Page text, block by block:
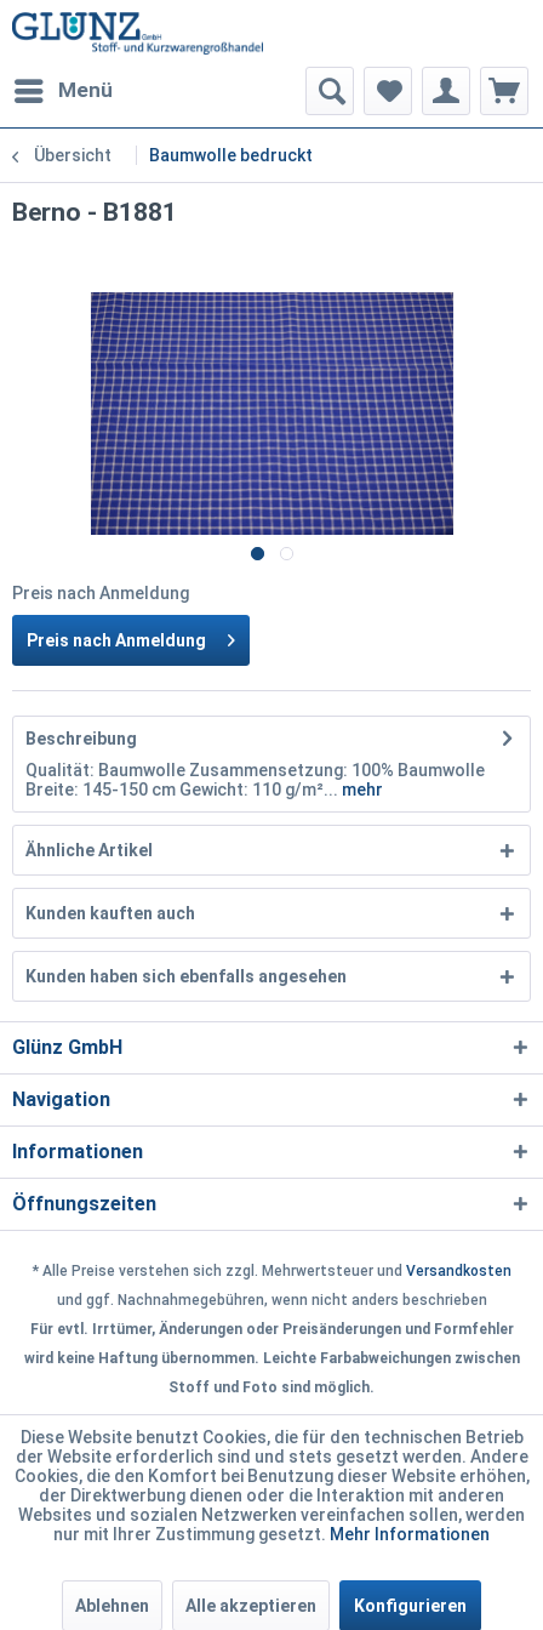
Menü
Übersicht Baumwolle bedruckt
Berno - B1881
Preis nach Anmeldung
Preis nach Anmeldung
Beschreibung
Qualität: Baumwolle Zusammensetzung: 100% Baumwolle
Breite: 145-150 cm Gewicht: 110 g/m²... mehr
Ähnliche Artikel
Kunden kauften auch
Kunden haben sich ebenfalls angesehen
Glünz GmbH
Navigation
Informationen
Öffnungszeiten
* Alle Preise verstehen sich zzgl. Mehrwertsteuer und Versandkosten
und ggf. Nachnahmegebühren, wenn nicht anders beschrieben
Für evtl. Irrtümer, Änderungen oder Preisänderungen und Formfehler
wird keine Haftung übernommen. Leichte Farbabweichungen zwischen
Stoff und Foto sind möglich.
Diese Website benutzt Cookies, die für den technischen Betrieb
der Website erforderlich sind und stets gesetzt werden. Andere
Cookies, die den Komfort bei Benutzung dieser Website erhöhen,
der Direktwerbung dienen oder die Interaktion mit anderen
Websites und sozialen Netzwerken vereinfachen sollen, werden
nur mit Ihrer Zustimmung gesetzt. Mehr Informationen
Ablehnen Alle akzeptieren Konfigurieren